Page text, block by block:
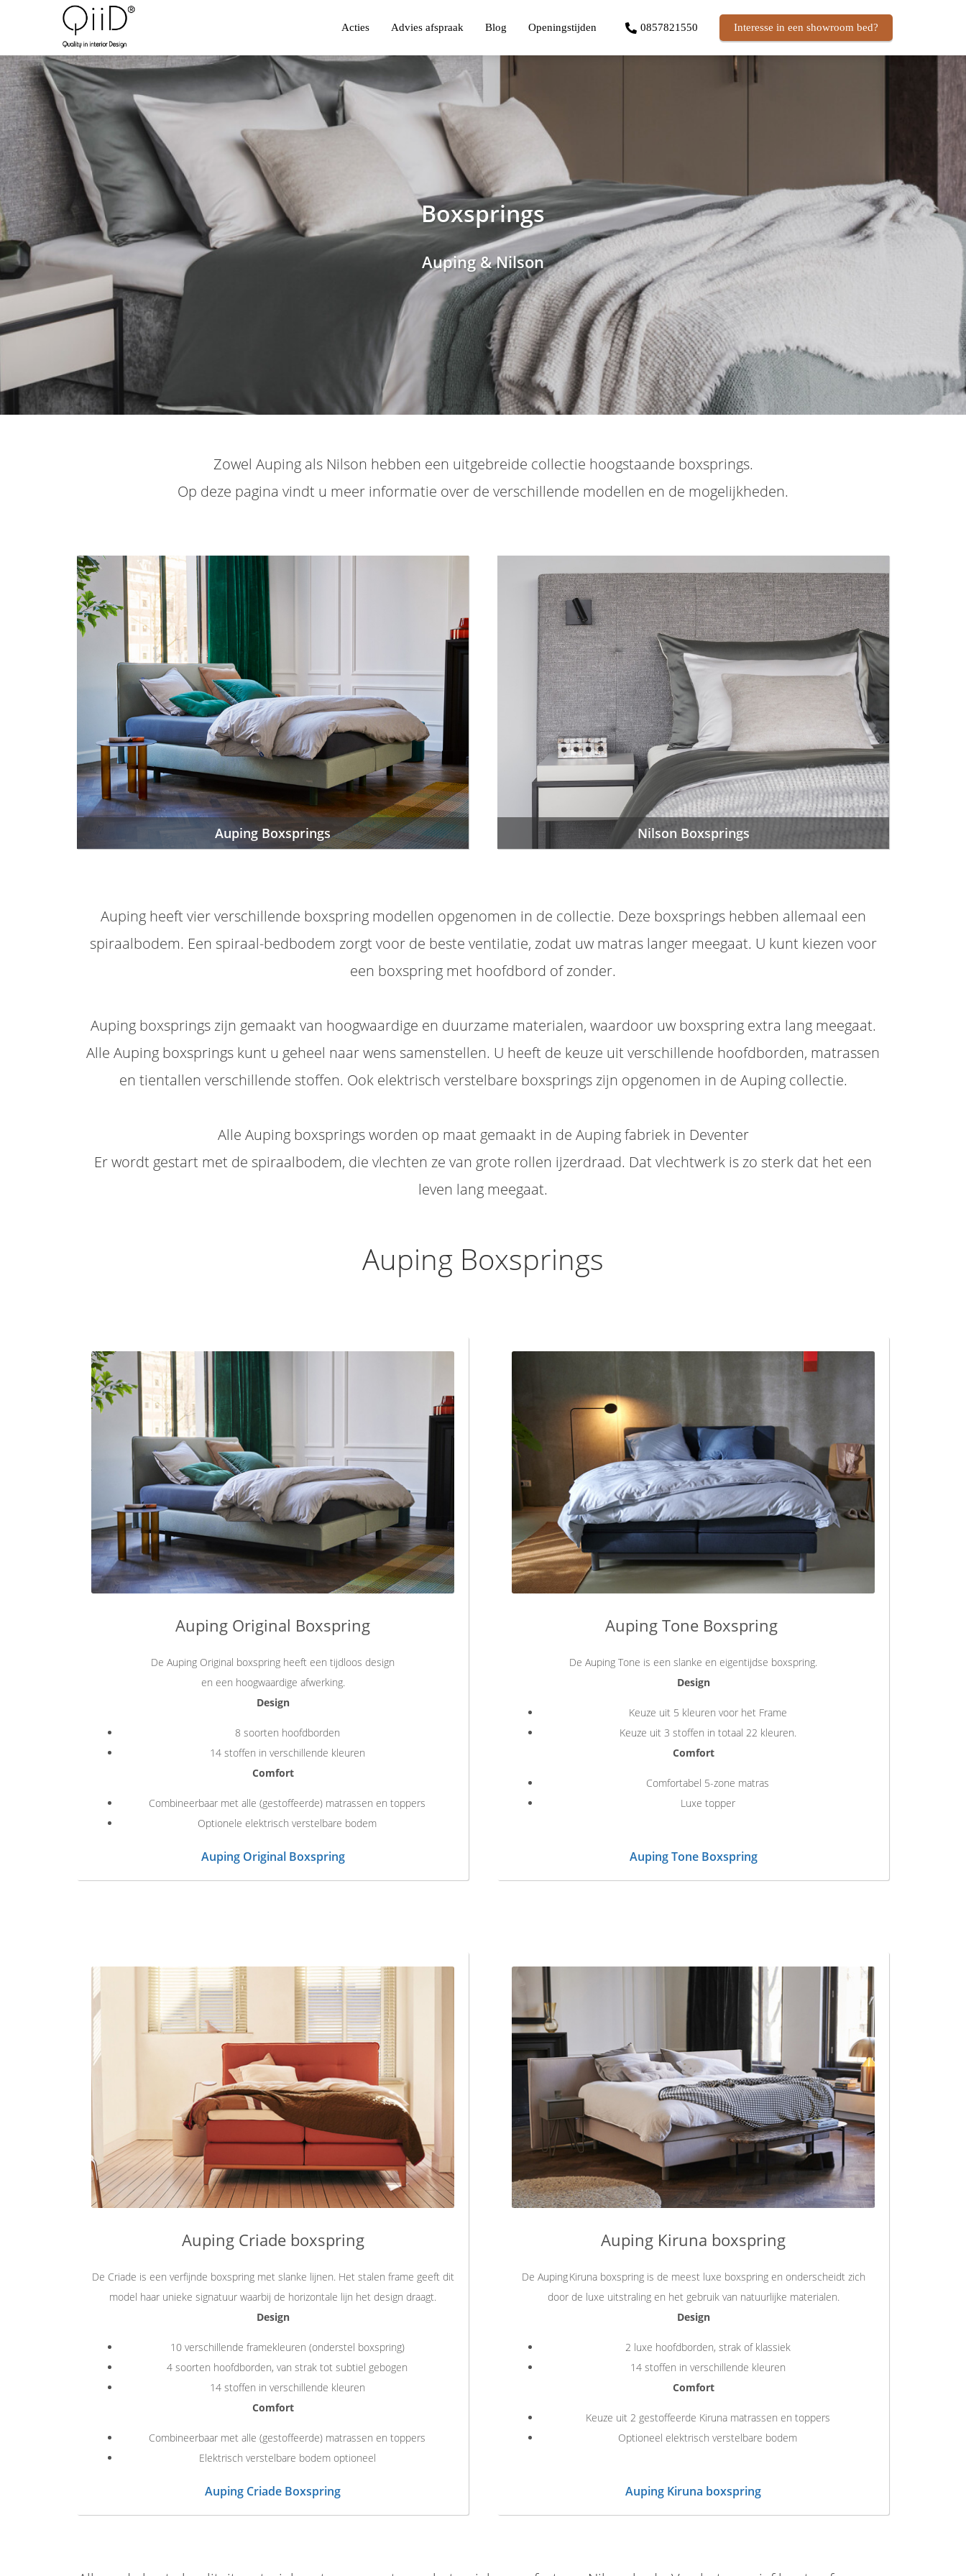
Acties Advies afspraak Blog Openingstijden 0857821550 Interesse in een showroom bed?
Boxsprings
Auping & Nilson
Zowel Auping als Nilson hebben een uitgebreide collectie hoogstaande boxsprings.
Op deze pagina vindt u meer informatie over de verschillende modellen en de mogelijkheden.
Auping Boxsprings Nilson Boxsprings
Auping heeft vier verschillende boxspring modellen opgenomen in de collectie. Deze boxsprings hebben allemaal een
spiraalbodem. Een spiraal-bedbodem zorgt voor de beste ventilatie, zodat uw matras langer meegaat. U kunt kiezen voor
een boxspring met hoofdbord of zonder.
Auping boxsprings zijn gemaakt van hoogwaardige en duurzame materialen, waardoor uw boxspring extra lang meegaat.
Alle Auping boxsprings kunt u geheel naar wens samenstellen. U heeft de keuze uit verschillende hoofdborden, matrassen
en tientallen verschillende stoffen. Ook elektrisch verstelbare boxsprings zijn opgenomen in de Auping collectie.
Alle Auping boxsprings worden op maat gemaakt in de Auping fabriek in Deventer
Er wordt gestart met de spiraalbodem, die vlechten ze van grote rollen ijzerdraad. Dat vlechtwerk is zo sterk dat het een
leven lang meegaat.
Auping Boxsprings
Auping Original Boxspring
De Auping Original boxspring heeft een tijdloos design
en een hoogwaardige afwerking.
Design
8 soorten hoofdborden
14 stoffen in verschillende kleuren
Comfort
Combineerbaar met alle (gestoffeerde) matrassen en toppers
Optionele elektrisch verstelbare bodem
Auping Original Boxspring
Auping Tone Boxspring
De Auping Tone is een slanke en eigentijdse boxspring.
Design
Keuze uit 5 kleuren voor het Frame
Keuze uit 3 stoffen in totaal 22 kleuren.
Comfort
Comfortabel 5-zone matras
Luxe topper
Auping Tone Boxspring
Auping Criade boxspring
De Criade is een verfijnde boxspring met slanke lijnen. Het stalen frame geeft dit
model haar unieke signatuur waarbij de horizontale lijn het design draagt.
Design
10 verschillende framekleuren (onderstel boxspring)
4 soorten hoofdborden, van strak tot subtiel gebogen
14 stoffen in verschillende kleuren
Comfort
Combineerbaar met alle (gestoffeerde) matrassen en toppers
Elektrisch verstelbare bodem optioneel
Auping Criade Boxspring
Auping Kiruna boxspring
De Auping Kiruna boxspring is de meest luxe boxspring en onderscheidt zich
door de luxe uitstraling en het gebruik van natuurlijke materialen.
Design
2 luxe hoofdborden, strak of klassiek
14 stoffen in verschillende kleuren
Comfort
Keuze uit 2 gestoffeerde Kiruna matrassen en toppers
Optioneel elektrisch verstelbare bodem
Auping Kiruna boxspring